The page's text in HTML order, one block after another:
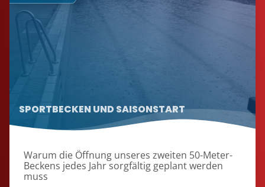
SPORTBECKEN UND SAISONSTART
Warum die Öffnung unseres zweiten 50-Meter-
Beckens jedes Jahr sorgfältig geplant werden
muss